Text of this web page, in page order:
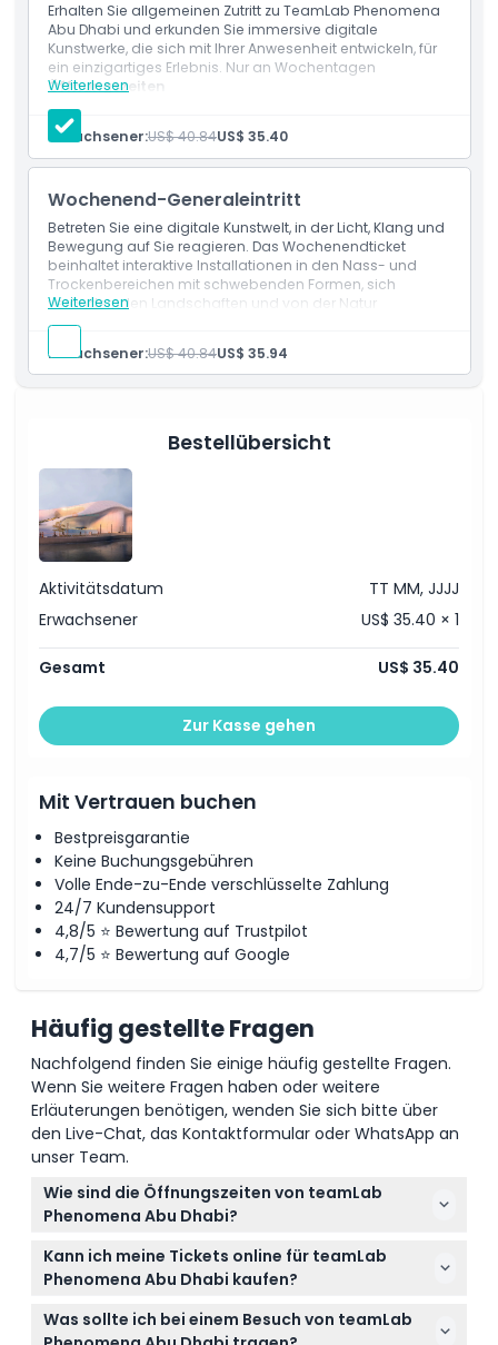
Highlights
Inklusivleistungen
Richtlinie für Kinder und Erwachsene
Ausschlüsse
Öffnungszeiten
Dinge, die Sie wissen sollten
Kleiderordnung
Stornierungsbedingungen
Erhalten Sie allgemeinen Zutritt zu TeamLab Phenomena
Abu Dhabi und erkunden Sie immersive digitale
Kunstwerke, die sich mit Ihrer Anwesenheit entwickeln, für
ein einzigartiges Erlebnis. Nur an Wochentagen
Weiterlesen
Öffnungszeiten
Tägliche Öffnungszeiten: 10:00 bis 22:00 Uhr
Letzter Einlass des Tages: 20:00 Uhr
NUR ERWACHSENE (18+): Mittwoch & Donnerstag 18:00
bis 22:00 Uhr
Erwachsener:US$ 40.84US$ 35.40
Wochenend-Generaleintritt
Betreten Sie eine digitale Kunstwelt, in der Licht, Klang und
Bewegung auf Sie reagieren. Das Wochenendticket
beinhaltet interaktive Installationen in den Nass- und
Trockenbereichen mit schwebenden Formen, sich
verändernden Landschaften und von der Natur
inspirierten Bildern.
Weiterlesen
Erwachsener:US$ 40.84US$ 35.94
Bestellübersicht
Aktivitätsdatum
TT MM, JJJJ
Erwachsener
US$ 35.40 × 1
Gesamt US$ 35.40
Zur Kasse gehen
Mit Vertrauen buchen
Bestpreisgarantie
Keine Buchungsgebühren
Volle Ende-zu-Ende verschlüsselte Zahlung
24/7 Kundensupport
4,8/5 ⭐ Bewertung auf Trustpilot
4,7/5 ⭐ Bewertung auf Google
Häufig gestellte Fragen
Nachfolgend finden Sie einige häufig gestellte Fragen.
Wenn Sie weitere Fragen haben oder weitere
Erläuterungen benötigen, wenden Sie sich bitte über
den Live-Chat, das Kontaktformular oder WhatsApp an
unser Team.
Wie sind die Öffnungszeiten von teamLab
Phenomena Abu Dhabi?
teamLab Phenomena Abu Dhabi ist täglich von
10:00 bis 22:00 Uhr geöffnet, der letzte Einlass ist um
Buchung bestätigen).
Kann ich meine Tickets online für teamLab
Phenomena Abu Dhabi kaufen?
Ja, Sie können Ihre Tickets bequem online hier auf
dieser Webseite buchen, um Ihren Platz für das
Was sollte ich bei einem Besuch von teamLab